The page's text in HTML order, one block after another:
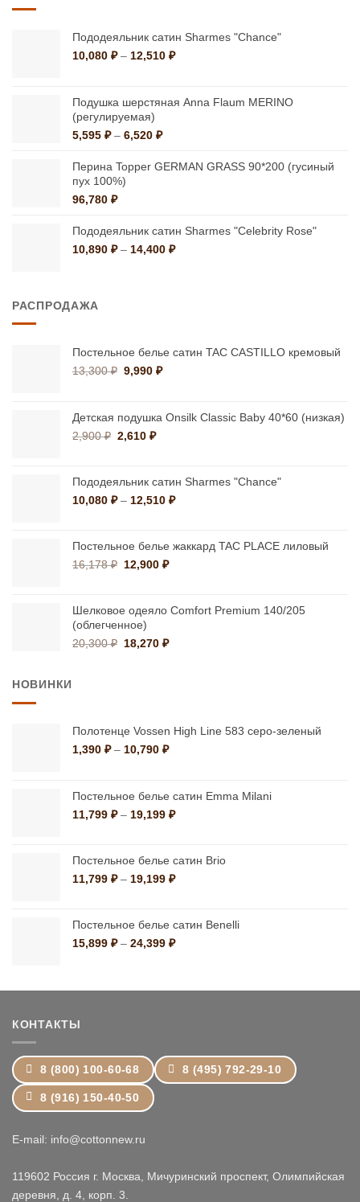
Пододеяльник сатин Sharmes "Chance"
10,080 ₽ – 12,510 ₽Диапазон
–
Подушка шерстяная Anna Flaum MERINO
(регулируемая)
5,595 ₽ – 6,520 ₽Диапазон
5,595 ₽
Перина Topper GERMAN GRASS 90*200 (гусиный
пух 100%)
96,780 ₽
Пододеяльник сатин Sharmes "Celebrity Rose"
10,890 ₽ – 14,400 ₽Диапазон
РАСПРОДАЖА
Постельное белье сатин TAC CASTILLO кремовый
13,300₽ Первоначальная
13,300 ₽.
9,990₽Текущая
Детская подушка Onsilk Classic Baby 40*60 (низкая)
2,900₽ Первоначальная
2,900 ₽.
2,610₽Текущая
Пододеяльник сатин Sharmes "Chance"
10,080 ₽ – 12,510 ₽Диапазон
–
Постельное белье жаккард TAC PLACE лиловый
16,178₽ Первоначальная
16,178 ₽.
12,900₽Текущая
Шелковое одеяло Comfort Premium 140/205
(облегченное)
20,300₽ Первоначальная
18,270₽Текущая
НОВИНКИ
Полотенце Vossen High Line 583 серо-зеленый
1,390 ₽ – 10,790 ₽Диапазон
–
10,790 ₽
Постельное белье сатин Emma Milani
11,799 ₽ – 19,199 ₽Диапазон
–
19,199 ₽
Постельное белье сатин Brio
11,799 ₽ – 19,199 ₽Диапазон
–
19,199 ₽
Постельное белье сатин Benelli
15,899 ₽ – 24,399 ₽Диапазон
–
КОНТАКТЫ
8 (800) 100-60-68 8 (495) 792-29-10
8 (916) 150-40-50
E-mail: info@cottonnew.ru
119602 Россия г. Москва, Мичуринский проспект, Олимпийская
деревня, д. 4, корп. 3.